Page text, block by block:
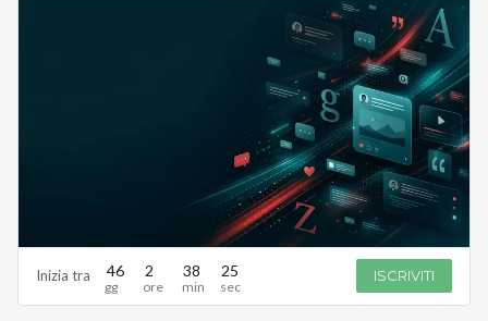
Inizia tra 46 2 38 24 ISCRIVITI